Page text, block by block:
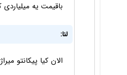
باقیمت یه
لنا:
الان کیا پیکانتو